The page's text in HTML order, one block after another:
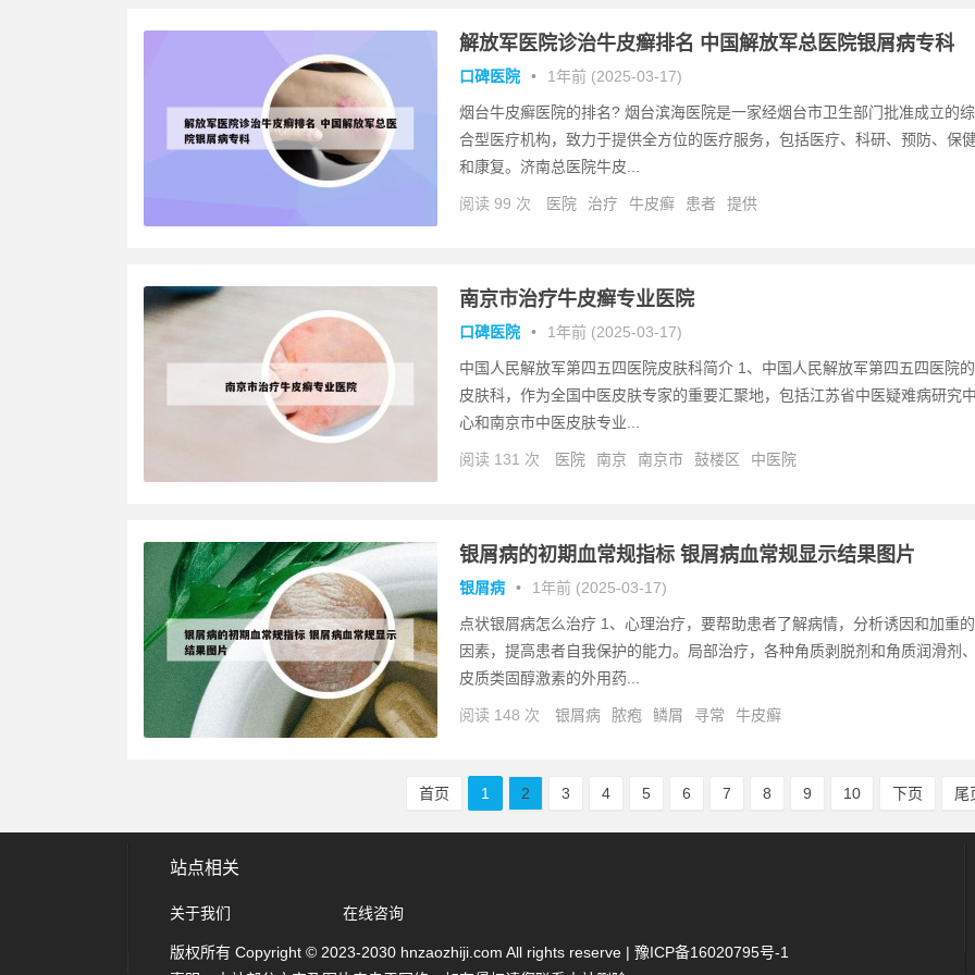
解放军医院诊治牛皮癣排名 中国解放军总医院银屑病专科
口碑医院 • 1年前 (2025-03-17)
烟台牛皮癣医院的排名? 烟台滨海医院是一家经烟台市卫生部门批准成立的综
合型医疗机构，致力于提供全方位的医疗服务，包括医疗、科研、预防、保
和康复。济南总医院牛皮...
阅读 99 次 医院 治疗 牛皮癣 患者 提供
南京市治疗牛皮癣专业医院
口碑医院 • 1年前 (2025-03-17)
中国人民解放军第四五四医院皮肤科简介 1、中国人民解放军第四五四医院的
皮肤科，作为全国中医皮肤专家的重要汇聚地，包括江苏省中医疑难病研究
心和南京市中医皮肤专业...
阅读 131 次 医院 南京 南京市 鼓楼区 中医院
银屑病的初期血常规指标 银屑病血常规显示结果图片
银屑病 • 1年前 (2025-03-17)
点状银屑病怎么治疗 1、心理治疗，要帮助患者了解病情，分析诱因和加重的
因素，提高患者自我保护的能力。局部治疗，各种角质剥脱剂和角质润滑剂
皮质类固醇激素的外用药...
阅读 148 次 银屑病 脓疱 鳞屑 寻常 牛皮癣
首页 1 2 3 4 5 6 7 8 9 10 下页 尾
站点相关
关于我们 在线咨询
版权所有 Copyright © 2023-2030 hnzaozhiji.com All rights reserve | 豫ICP备16020795号-1